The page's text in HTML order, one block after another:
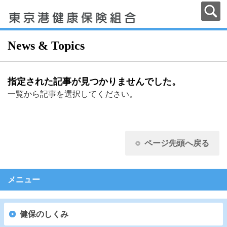
News & Topics
指定された記事が見つかりませんでした。
一覧から記事を選択してください。
ページ先頭へ戻る
メニュー
健保のしくみ